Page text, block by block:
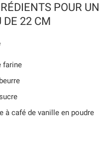
POUR UN
DE 22 CM
farine
à café de vanille en poudre